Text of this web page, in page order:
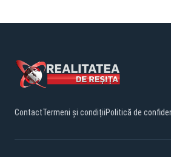
ContactTermeni și condițiiPolitică de